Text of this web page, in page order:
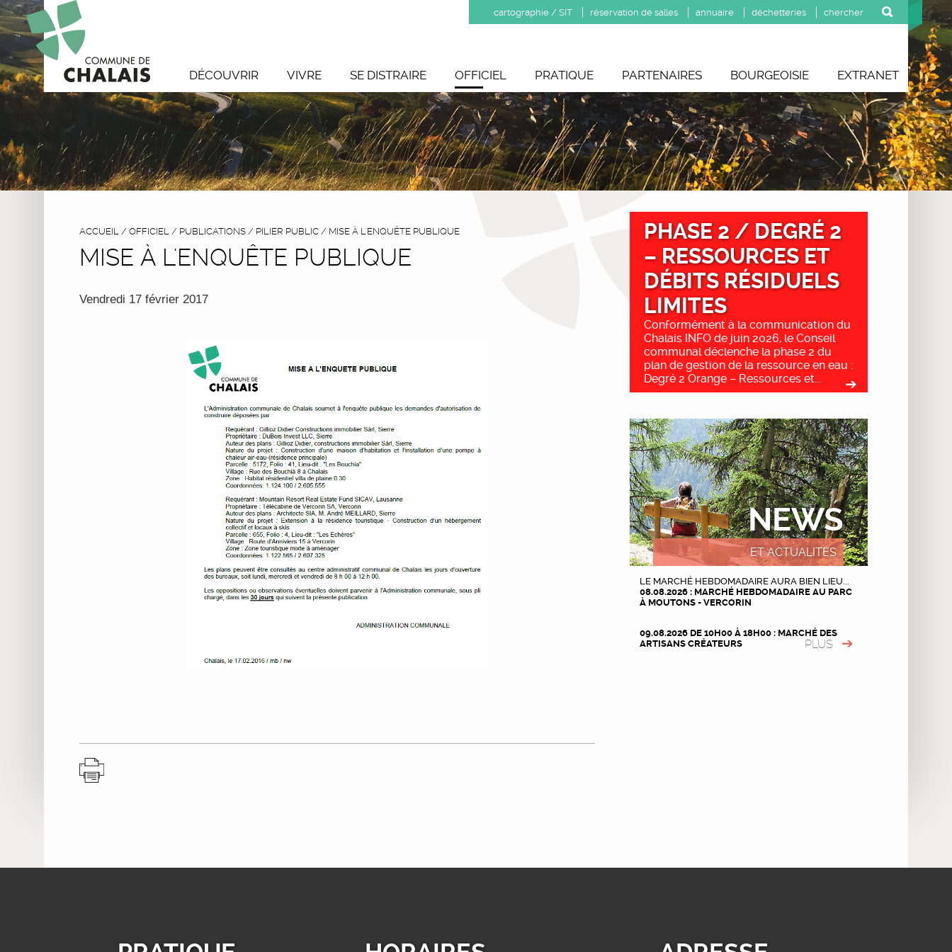
cartographie / SIT réservation de salles annuaire déchetteries
DÉCOUVRIR VIVRE SE DISTRAIRE OFFICIEL PRATIQUE PARTENAIRES BOURGEOISIE EXTRANET
ACCUEIL / OFFICIEL / PUBLICATIONS / PILIER PUBLIC / MISE À L'ENQUÊTE PUBLIQUE
MISE À L'ENQUÊTE PUBLIQUE
Vendredi 17 février 2017
PHASE 2 / DEGRÉ 2
– RESSOURCES ET
DÉBITS RÉSIDUELS
LIMITES
Conformément à la communication du
Chalais INFO de juin 2026, le Conseil
communal déclenche la phase 2 du
plan de gestion de la ressource en eau :
Degré 2 Orange – Ressources et...
NEWS
ET ACTUALITÉS
LE MARCHÉ HEBDOMADAIRE AURA BIEN LIEU...
08.08.2026 : MARCHÉ HEBDOMADAIRE AU PARC
À MOUTONS - VERCORIN
09.08.2026 DE 10H00 À 18H00 : MARCHÉ DES
ARTISANS CRÉATEURS
PLUS